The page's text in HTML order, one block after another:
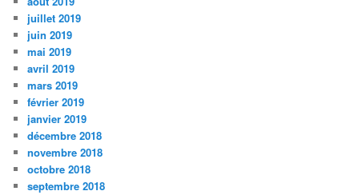
juillet 2019
juin 2019
mai 2019
avril 2019
mars 2019
février 2019
janvier 2019
décembre 2018
novembre 2018
octobre 2018
septembre 2018